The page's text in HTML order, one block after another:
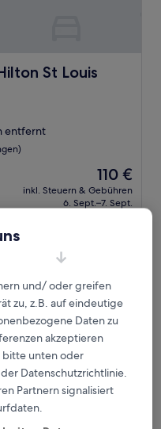
St Louis
Louis Park at West End
entfernt
Der
Preis
beträgt
110 €
inkl. Steuern & Gebühren
6. Sept.–7. Sept.
West End
West End
und/ oder greifen
zu, z.B. auf eindeutige
Daten zu
akzeptieren
bitte unten oder
Datenschutzrichtlinie.
Partnern signalisiert